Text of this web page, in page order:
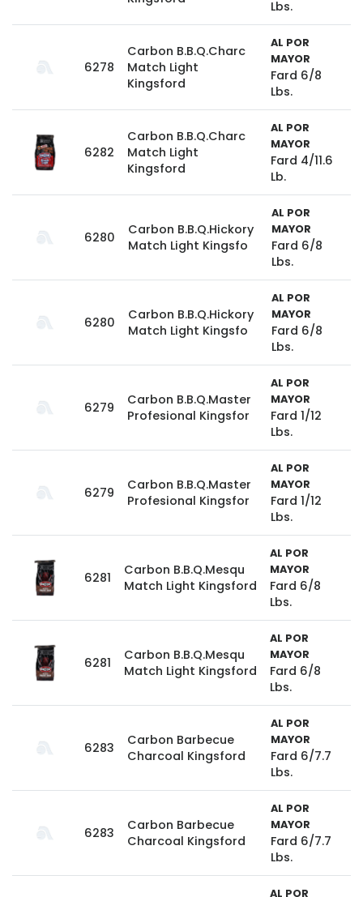
Lbs.
6278
Carbon B.B.Q.Charc
Match Light
Kingsford
AL POR
MAYOR
Fard 6/8
Lbs.
6282
Carbon B.B.Q.Charc
Match Light
Kingsford
AL POR
MAYOR
Fard 4/11.6
Lb.
6280
Carbon B.B.Q.Hickory
Match Light Kingsfo
AL POR
MAYOR
Fard 6/8
Lbs.
6280
Carbon B.B.Q.Hickory
Match Light Kingsfo
AL POR
MAYOR
Fard 6/8
Lbs.
6279
Carbon B.B.Q.Master
Profesional Kingsfor
AL POR
MAYOR
Fard 1/12
Lbs.
6279
Carbon B.B.Q.Master
Profesional Kingsfor
AL POR
MAYOR
Fard 1/12
Lbs.
6281
Carbon B.B.Q.Mesqu
Match Light Kingsford
AL POR
MAYOR
Fard 6/8
Lbs.
6281
Carbon B.B.Q.Mesqu
Match Light Kingsford
AL POR
MAYOR
Fard 6/8
Lbs.
6283
Carbon Barbecue
Charcoal Kingsford
AL POR
MAYOR
Fard 6/7.7
Lbs.
6283
Carbon Barbecue
Charcoal Kingsford
AL POR
MAYOR
Fard 6/7.7
Lbs.
AL POR